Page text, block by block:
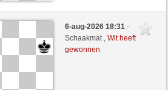
+ 3 seconds/move
6-aug-2026 18:31-
Schaakmat ,Wit heeft
gewonnen